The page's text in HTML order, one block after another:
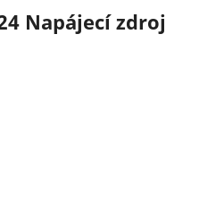
Napájecí zdroj